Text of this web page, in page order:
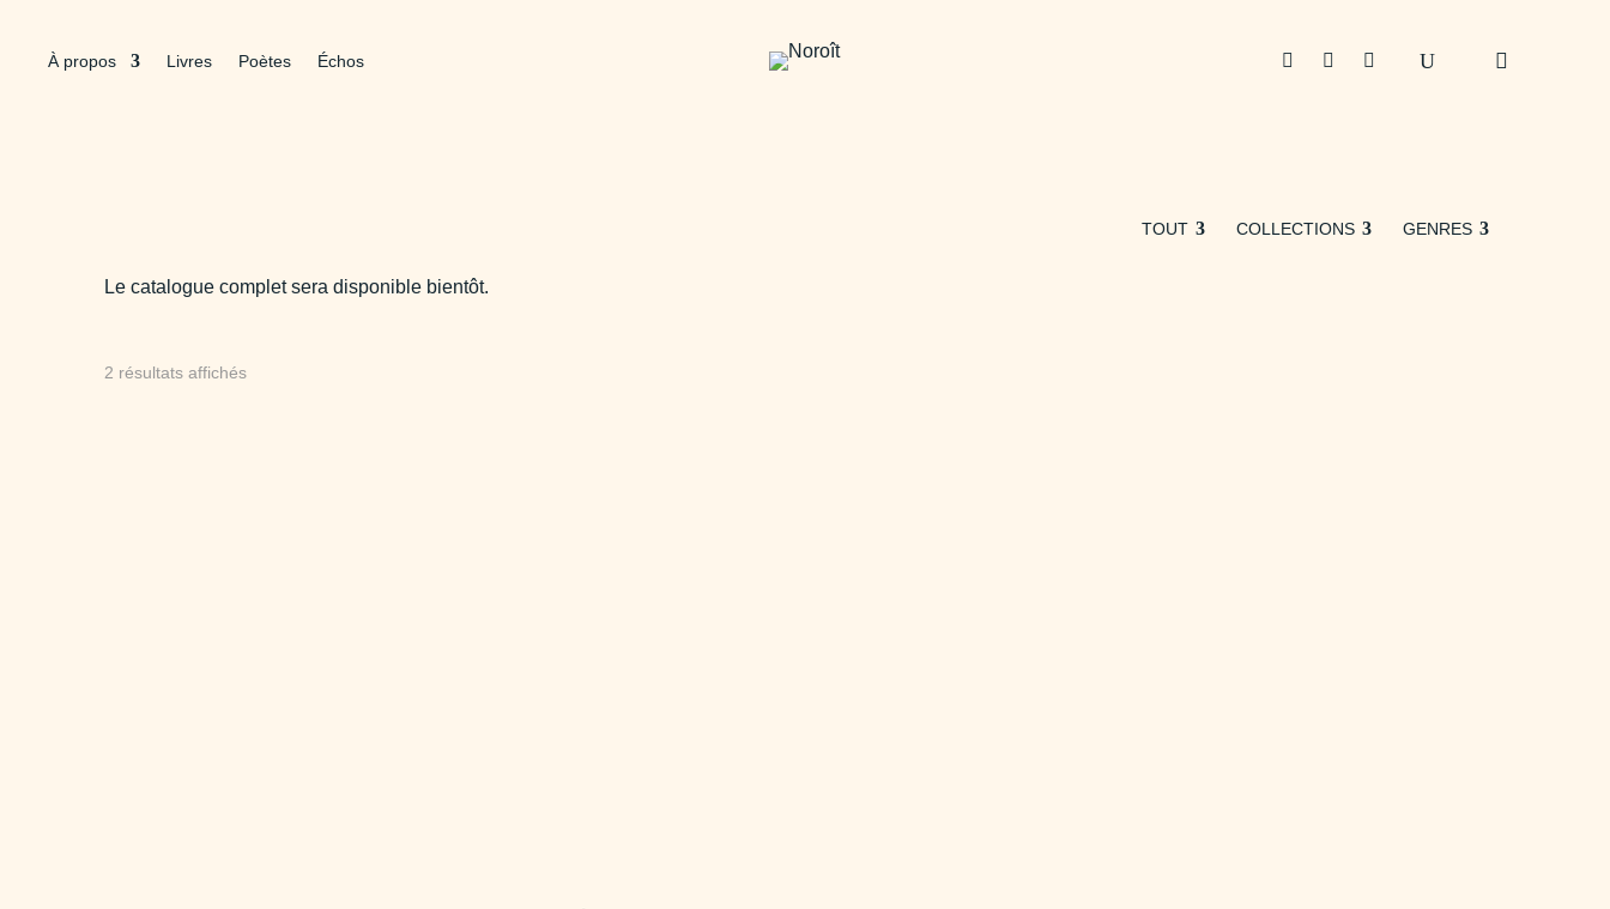
À propos Livres Poètes Échos   
TOUT COLLECTIONS GENRES
Le catalogue complet sera disponible bientôt.
2 résultats affichésTrié